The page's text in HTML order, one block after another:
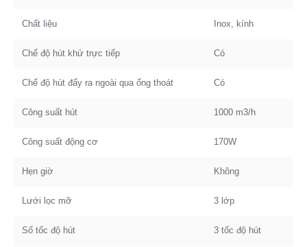
Chất liệu Inox, kính
Chế độ hút khử trực tiếp Có
Chế độ hút đẩy ra ngoài qua ống thoát Có
Công suất hút 1000 m3/h
Công suất động cơ 170W
Hẹn giờ Không
Lưới lọc mỡ 3 lớp
Số tốc độ hút 3 tốc độ hút